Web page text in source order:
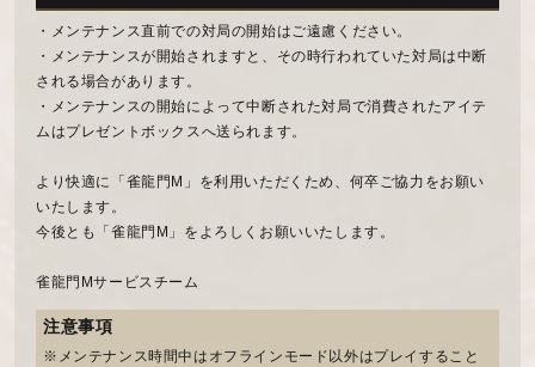
・メンテナンス直前での対局の開始はご遠慮ください。
・メンテナンスが開始されますと、その時行われていた対局は中断
される場合があります。
・メンテナンスの開始によって中断された対局で消費されたアイテ
ムはプレゼントボックスへ送られます。
より快適に「雀龍門M」を利用いただくため、何卒ご協力をお願い
いたします。
今後とも「雀龍門M」をよろしくお願いいたします。
雀龍門Mサービスチーム
注意事項
※メンテナンス時間中はオフラインモード以外はプレイすること